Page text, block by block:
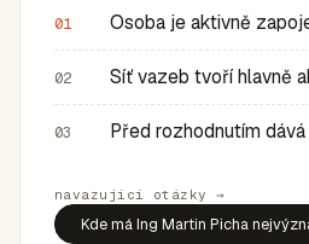
01
02
03
navazující otázky →
Kde má Ing Martin Picha